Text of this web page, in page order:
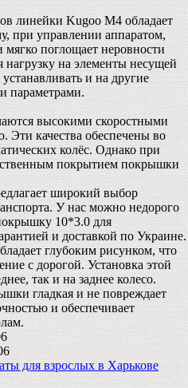
линейки Kugoo M4 обладает
при управлении аппаратом,
поглощает неровности
на элементы несущей
и на другие
параметрами.
высокими скоростными
Эти качества обеспечены во
колёс. Однако при
покрытием покрышки
широкий выбор
У нас можно недорого
10*3.0 для
и доставкой по Украине.
глубоким рисунком, что
с дорогой. Установка этой
так и на заднее колесо.
гладкая и не повреждает
и обеспечивает
для взрослых в Харькове